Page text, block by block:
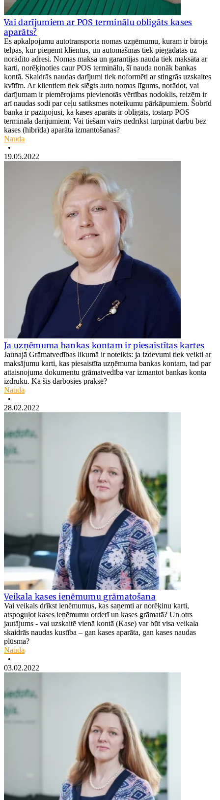
Vai darījumiem ar POS terminālu obligāts kases
aparāts?
Es apkalpojumu autotransporta nomas uzņēmumu, kuram ir biroja
telpas, kur pieņemt klientus, un automašīnas tiek piegādātas uz
norādīto adresi. Nomas maksa un garantijas nauda tiek maksāta ar
karti, norēķinoties caur POS terminālu, šī nauda nonāk bankas
kontā. Skaidrās naudas darījumi tiek noformēti ar stingrās uzskaites
kvītīm. Ar klientiem tiek slēgts auto nomas līgums, norādot, vai
darījumam ir piemērojams pievienotās vērtības nodoklis, reizēm ir
arī naudas sodi par ceļu satiksmes noteikumu pārkāpumiem. Šobrīd
banka ir paziņojusi, ka kases aparāts ir obligāts, tostarp POS
termināla darījumiem. Vai tiešām vairs nedrīkst turpināt darbu bez
kases (hibrīda) aparāta izmantošanas?
Nauda
•
19.05.2022
Ja uzņēmuma bankas kontam ir piesaistītas kartes
Jaunajā Grāmatvedības likumā ir noteikts: ja izdevumi tiek veikti ar
maksājumu karti, kas piesaistīta uzņēmuma bankas kontam, tad par
attaisnojuma dokumentu grāmatvedība var izmantot bankas konta
izdruku. Kā šis darbosies praksē?
Nauda
•
28.02.2022
Veikala kases ieņēmumu grāmatošana
Vai veikals drīkst ienēmumus, kas saņemti ar norēķinu karti,
atspoguļot kases ieņēmumu orderī un kases grāmatā? Un otrs
jautājums - vai uzskaitē vienā kontā (Kase) var būt visa veikala
skaidrās naudas kustība – gan kases aparāta, gan kases naudas
plūsma?
Nauda
•
03.02.2022